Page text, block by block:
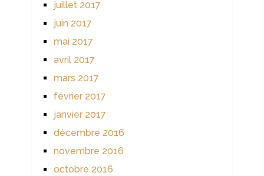
juillet 2017
juin 2017
mai 2017
avril 2017
mars 2017
février 2017
janvier 2017
décembre 2016
novembre 2016
octobre 2016